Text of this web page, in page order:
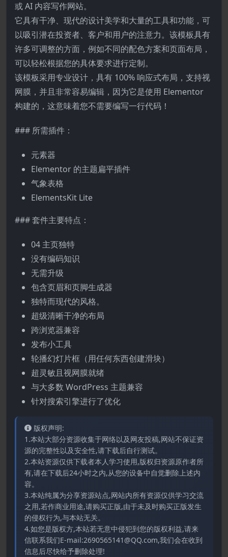
或 AI 内容写作网站。
它具有干净、现代的设计美学和大量的工具和功能，可
以吸引潜在投资者、客户和用户的注意力。该模板具有
许多可调整的方面，例如不同的配色方案和页面布局，
可以轻松根据您的具体要求进行定制。
该模板采用专业设计，具有 100% 响应式布局，支持视
网膜，并且非常容易编辑，因为它是使用 Elementor
构建的，这意味着您不需要编写一行代码！
### 所需插件：
元素器
Elementor 的主题扁平插件
气象表格
ElementsKit Lite
### 套件主要特点：
04 主页独特
没有编码知识
无需升级
包含页眉和页脚生成器
独特而现代的风格。
超级清晰干净的布局
跨浏览器兼容
发布小工具
轮播幻灯片框（用任何东西创建滑块）
超灵敏且视网膜就绪
与大多数 WordPress 主题兼容
针对搜索引擎进行了优化
版权声明:
1.本站大部分资源收集于网络以及网友投稿,网站不保证资
源的完整性以及安全性,请下载后自行测试。
2.本站资源仅供下载者本人学习使用,版权归资源原作者所
有,请在下载后24小时之内,从您的设备中自觉删除上述内
容。
3.本站纯属为分享资源站点,网站内所有资源仅供学习交流
之用,若作商业用途,请购买正版,由于未及时购买正版发生
的侵权行为,与本站无关。
4.如您是版权方,本站若无意中侵犯到您的版权利益,请来
信联系我们E-mail:2690565141@QQ.com,我们会在收到
信息后尽快给予删除处理!